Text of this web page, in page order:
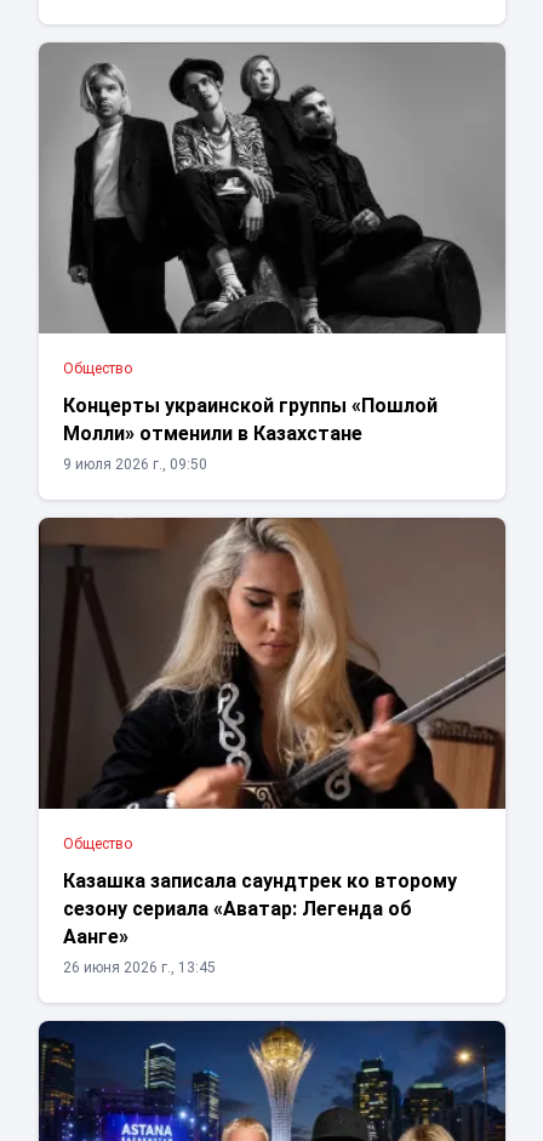
Общество
Концерты украинской группы «Пошлой
Молли» отменили в Казахстане
9 июля 2026 г., 09:50
Общество
Казашка записала саундтрек ко второму
сезону сериала «Аватар: Легенда об
Аанге»
26 июня 2026 г., 13:45